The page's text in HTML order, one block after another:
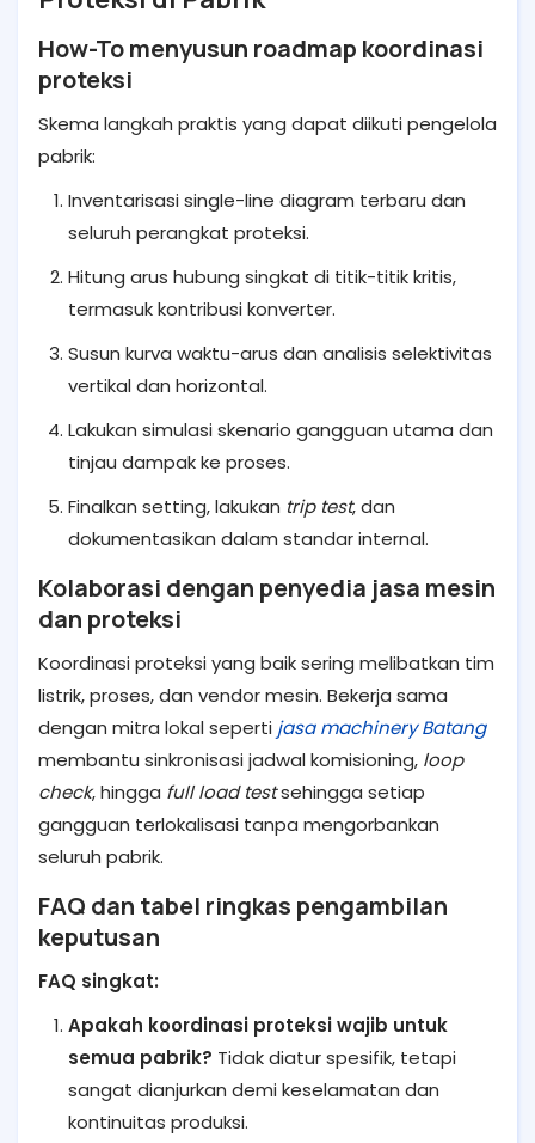
How-To menyusun roadmap koordinasi
proteksi
Skema langkah praktis yang dapat diikuti pengelola
pabrik:
Inventarisasi single-line diagram terbaru dan
seluruh perangkat proteksi.
Hitung arus hubung singkat di titik-titik kritis,
termasuk kontribusi konverter.
Susun kurva waktu-arus dan analisis selektivitas
vertikal dan horizontal.
Lakukan simulasi skenario gangguan utama dan
tinjau dampak ke proses.
Finalkan setting, lakukan trip test, dan
dokumentasikan dalam standar internal.
Kolaborasi dengan penyedia jasa mesin
dan proteksi
Koordinasi proteksi yang baik sering melibatkan tim
listrik, proses, dan vendor mesin. Bekerja sama
dengan mitra lokal seperti jasa machinery Batang
membantu sinkronisasi jadwal komisioning, loop
check, hingga full load testsehingga setiap
gangguan terlokalisasi tanpa mengorbankan
seluruh pabrik.
FAQ dan tabel ringkas pengambilan
keputusan
FAQ singkat:
Apakah koordinasi proteksi wajib untuk
semua pabrik? Tidak diatur spesifik, tetapi
sangat dianjurkan demi keselamatan dan
kontinuitas produksi.